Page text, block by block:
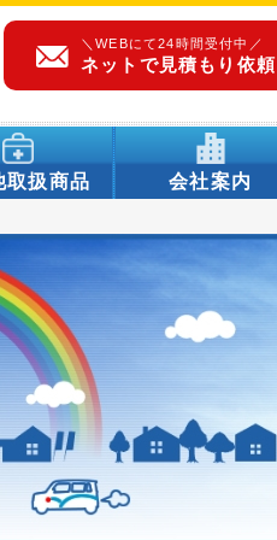
＼WEBにて24時間受付中／
ネットで見積もり依頼
取扱商品 会社案内